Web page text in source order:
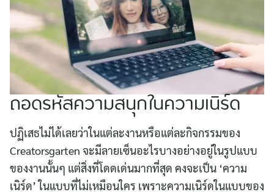
ถอดรหัสความสนุกในความเนิร์ด
ปฏิเสธไม่ได้เลยว่าในแต่ละงานหรือแต่ละกิจกรรมของ
Creatorsgarten จะมีลายเซ็นอะไรบางอย่างอยู่ในรูปแบบ
ของงานนั้นๆ แต่สิ่งที่โดดเด่นมากที่สุด คงจะเป็น ‘ความ
เนิร์ด’ ในแบบที่ไม่เหมือนใคร เพราะความเนิร์ดในแบบของ